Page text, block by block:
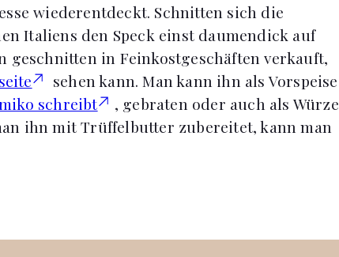
wiederentdeckt. Schnitten sich die
Italiens den Speck einst daumendick auf
in Feinkostgeschäften verkauft,
sehen kann. Man kann ihn als Vorspeise
schreibt
, gebraten oder auch als Würze
ihn mit Trüffelbutter zubereitet, kann man